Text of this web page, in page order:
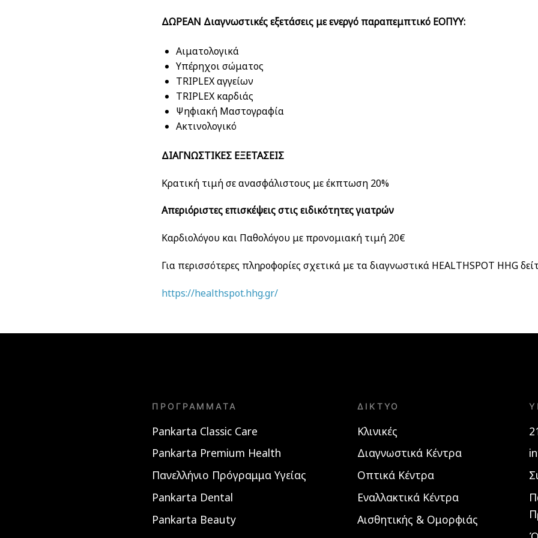
ΔΩΡΕΑΝ Διαγνωστικές εξετάσεις με ενεργό παραπεμπτικό ΕΟΠΥΥ:
Αιματολογικά
Υπέρηχοι σώματος
TRIPLEX αγγείων
TRIPLEX καρδιάς
Ψηφιακή Μαστογραφία
Ακτινολογικό
ΔΙΑΓΝΩΣΤΙΚΕΣ ΕΞΕΤΑΣΕΙΣ
Κρατική τιμή σε ανασφάλιστους με έκπτωση 20%
Απεριόριστες επισκέψεις στις ειδικότητες γιατρών
Καρδιολόγου και Παθολόγου με προνομιακή τιμή 20€
Για περισσότερες πληροφορίες σχετικά με τα διαγνωστικά HEALTHSPOT HHG
https://healthspot.hhg.gr/
ΠΡΟΓΡΆΜΜΑΤΑ
Pankarta Classic Care
Pankarta Premium Health
Πανελλήνιο Πρόγραμμα Υγείας
Pankarta Dental
Pankarta Beauty
ΔΊΚΤΥΟ
Κλινικές
Διαγνωστικά Κέντρα
Οπτικά Κέντρα
Εναλλακτικά Κέντρα
Αισθητικής & Ομορφιάς